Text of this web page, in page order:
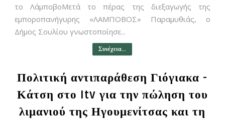
το ΛάμποβοΜετά το πέρας της διεξαγωγής της
εμποροπανήγυρης «ΛΑΜΠΟΒΟΣ» Παραμυθιάς, ο
Δήμος Σουλίου γνωστοποίησε...
Συνέχεια...
Πολιτική αντιπαράθεση Γιόγιακα -
Κάτση στο Itv για την πώληση του
λιμανιού της Ηγουμενίτσας και τη